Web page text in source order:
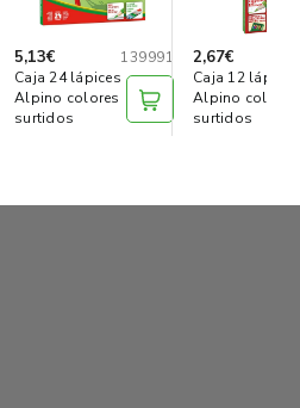
5,13€
139991
Caja 24 lápices
Alpino colores
surtidos
2,67€
Caja 12 lápices
Alpino colores
surtidos